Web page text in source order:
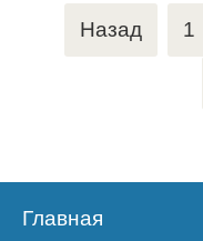
Пагинация
записей
Назад 1
Главная